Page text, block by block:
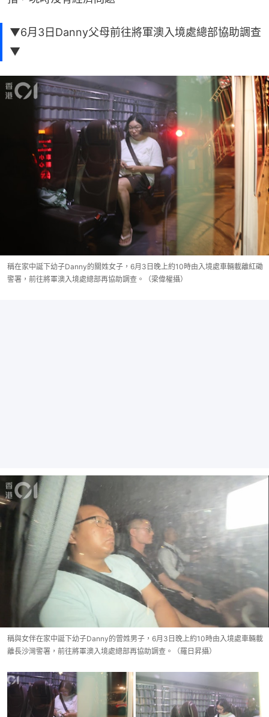
▼6月3日Danny父母前往將軍澳入境處總部協助調查
▼
稱在家中誕下幼子Danny的關姓女子，6月3日晚上約10時由入境處車輛載離紅磡
警署，前往將軍澳入境處總部再協助調查。（梁偉權攝）
稱與女伴在家中誕下幼子Danny的曾姓男子，6月3日晚上約10時由入境處車輛載
離長沙灣警署，前往將軍澳入境處總部再協助調查。（羅日昇攝）